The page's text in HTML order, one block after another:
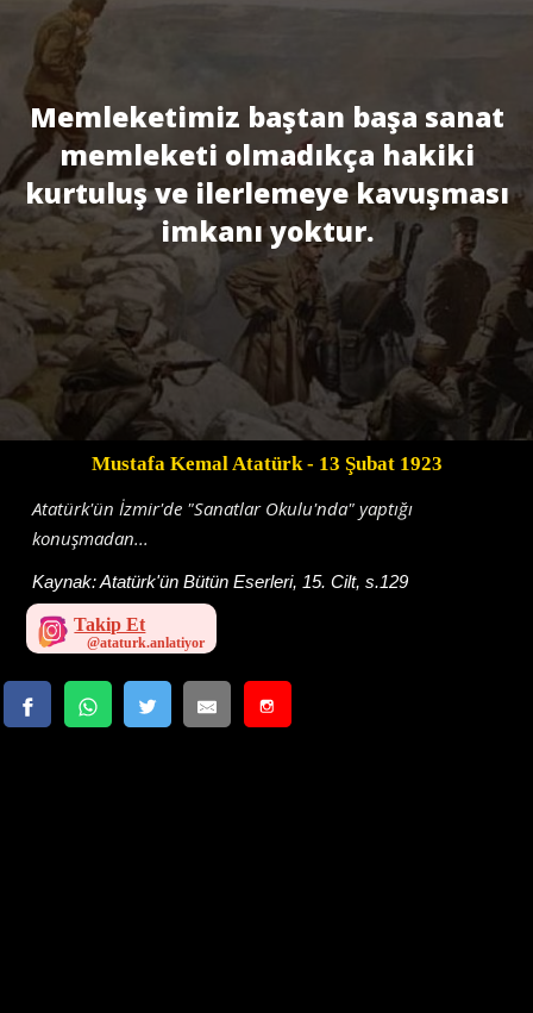
Memleketimiz baştan başa sanat
memleketi olmadıkça hakiki
kurtuluş ve ilerlemeye kavuşması
imkanı yoktur.
Mustafa Kemal Atatürk- 13 Şubat 1923
Atatürk'ün İzmir'de "Sanatlar Okulu'nda" yaptığı
konuşmadan...
Kaynak:Atatürk'ün Bütün Eserleri, 15. Cilt, s.129
Takip Et